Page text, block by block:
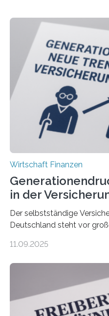
Wirtschaft Finanzen
in der
Der selbstständige
Deutschland steht vor
Dr. Matthias Beenken und
Bundesverbands
durchgeführt haben. Die
Antworten von 1.440
11.09.2025